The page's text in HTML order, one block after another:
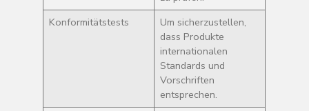
Konformitätstests
Um sicherzustellen,
dass Produkte
internationalen
Standards und
Vorschriften
entsprechen.